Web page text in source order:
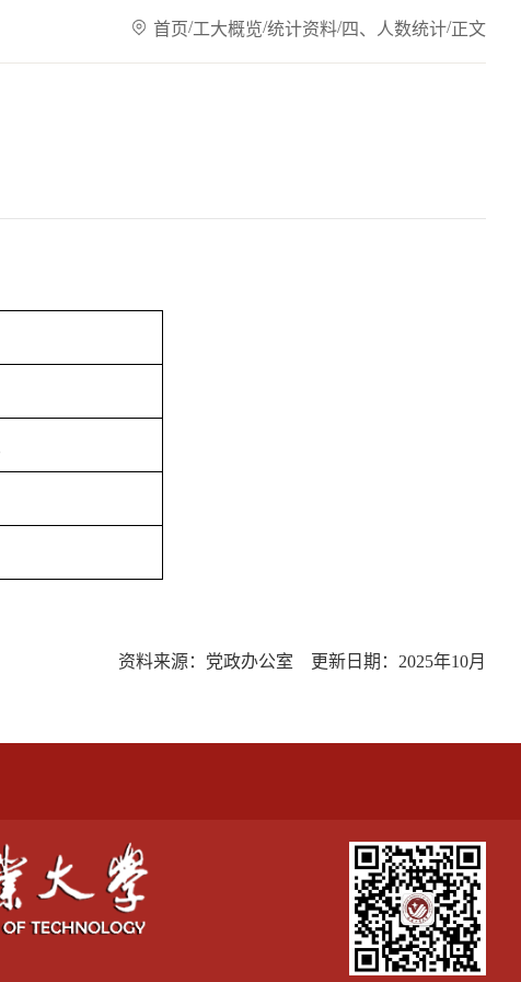
首页/工大概览/统计资料/四、人数统计/正文
资料来源：党政办公室 更新日期： 2025年10月